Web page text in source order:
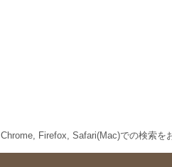
Chrome, Firefox, Safari(Mac)での検索を